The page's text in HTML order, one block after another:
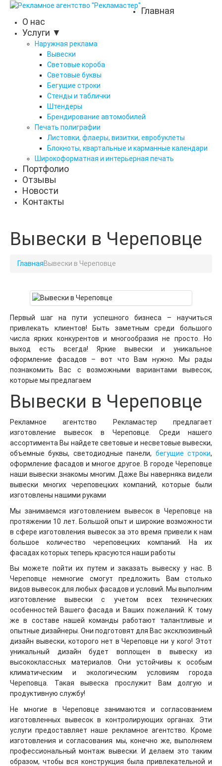
Главная
О нас
Услуги ▼
Наружная реклама
Вывески
Световые короба
Световые буквы
Бегущие строки
Стенды и таблички
Штендеры
Брендирование автомобилей
Печать полиграфии
Листовки, флаеры, визитки, евробуклеты
Блокноты, квартальные и карманные календари
Широкоформатная и интерьерная печать
Портфолио
Отзывы
Новости
Контакты
Вывески в Череповце
ГлавнаяВывески в Череповце
Первый шаг на пути успешного бизнеса – научиться
привлекать клиентов! Быть заметным среди большого
числа ярких конкурентов и многообразия не просто. Но
выход есть всегда! Яркие вывески и уникальное
оформление фасадов – вот что Вам нужно. Мы рады
познакомить Вас с возможными вариантами вывесок,
которые мы предлагаем
Вывески в Череповце
Рекламное агентство Рекламастер предлагает
изготовление вывесок в Череповце. Среди нашего
ассортимента Вы найдете световые и несветовые вывески,
объемные буквы, светодиодные панели, бегущие строки,
оформление фасадов и многое другое. В городе Череповце
наши вывески знакомы многим. Даже Вы наверняка видели
вывески многих череповецких компаний, которые были
изготовлены нашими руками
Мы занимаемся изготовлением вывесок в Череповце на
протяжении 10 лет. Большой опыт и широкие возможности
в сфере изготовления вывесок за это время привели к нам
большое количество череповецких компаний. На их
фасадах которых теперь красуются наши работы
Вы можете пойти их путем и заказать вывеску у нас. В
Череповце немногие смогут предложить Вам столько
видов вывесок для любых фасадов и условий. Мы выполним
изготовление вывески с учетом всех технических
особенностей Вашего фасада и Ваших пожеланий. К тому
же в составе нашей команды работают талантливые и
опытные дизайнеры. Они подготовят для Вас эксклюзивный
дизайн вывески, которого нет в Череповце ни у кого! Этот
уникальный дизайн будет воплощен в вывеску из
высококлассных материалов. Они устойчивы к особым
климатическим и экологическим условиям города
Череповца. Такая вывеска прослужит Вам долгую и
продуктивную службу!
Не многие в Череповце занимаются и согласованием
изготовленных вывесок в контролирующих органах. Эти
услуги предоставляет наше рекламное агентство. Кроме
изготовления и согласования мы, конечно же, выполняем
профессиональный монтаж вывески. И делаем это таким
образом, чтобы вся конструкция была привлекательной и